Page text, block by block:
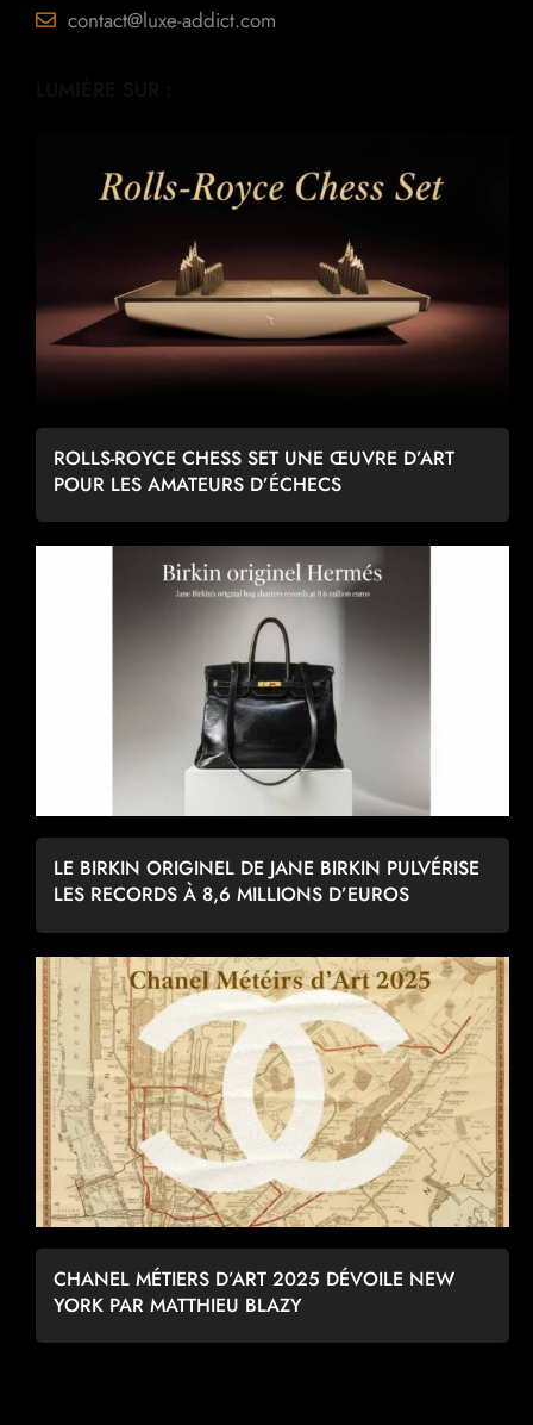
contact@luxe-addict.com
ROLLS-ROYCE CHESS SET UNE ŒUVRE D’ART
POUR LES AMATEURS D’ÉCHECS
LE BIRKIN ORIGINEL DE JANE BIRKIN PULVÉRISE
LES RECORDS À 8,6 MILLIONS D’EUROS
CHANEL MÉTIERS D’ART 2025 DÉVOILE NEW
YORK PAR MATTHIEU BLAZY